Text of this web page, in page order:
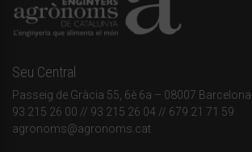
Seu Central
Passeig de Gràcia 55, 6è 6a – 08007 Barcelona
93 215 26 00 // 93 215 26 04 // 679 21 71 59
agronoms@agronoms.cat